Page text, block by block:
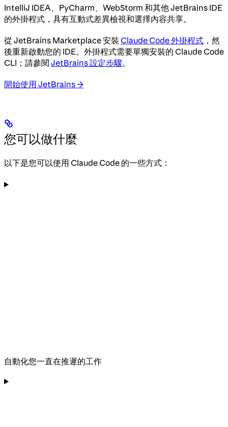
IntelliJ IDEA、PyCharm、WebStorm 和其他 JetBrains IDE
的外掛程式，具有互動式差異檢視和選擇內容共享。
從 JetBrains Marketplace 安裝 Claude Code 外掛程式 ，然
後重新啟動您的 IDE。外掛程式需要單獨安裝的 Claude Code
CLI；請參閱 JetBrains 設定步驟。
開始使用 JetBrains →
您可以做什麼
以下是您可以使用 Claude Code 的一些方式：
自動化您一直在推遲的工作